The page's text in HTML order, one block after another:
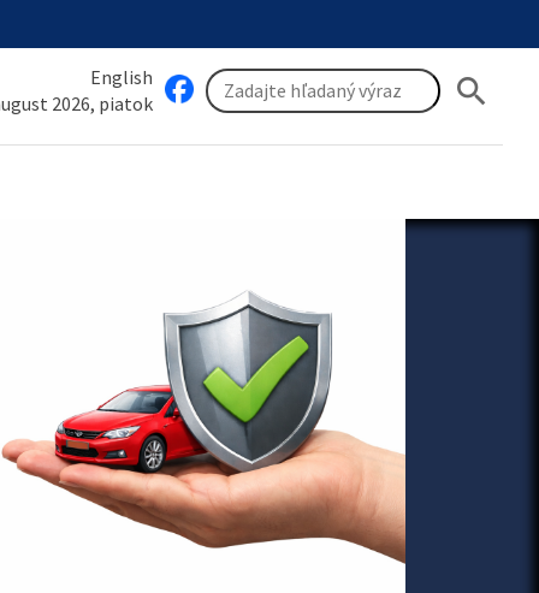
English
2026, piatok
search